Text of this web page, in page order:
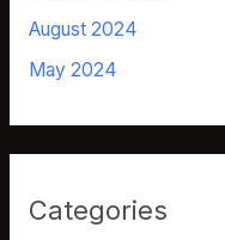
August 2024
May 2024
Categories